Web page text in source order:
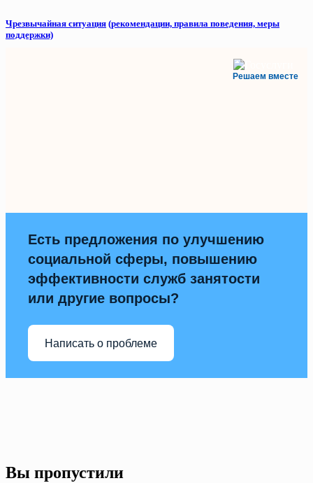
Чрезвычайная ситуация (рекомендации, правила поведения, меры
поддержки)
Решаем вместе
Есть предложения по улучшению
социальной сферы, повышению
эффективности служб занятости
или другие вопросы?
Написать о проблеме
Вы пропустили